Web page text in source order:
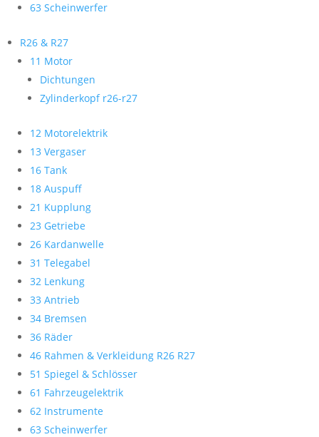
63 Scheinwerfer
R26 & R27
11 Motor
Dichtungen
Zylinderkopf r26-r27
12 Motorelektrik
13 Vergaser
16 Tank
18 Auspuff
21 Kupplung
23 Getriebe
26 Kardanwelle
31 Telegabel
32 Lenkung
33 Antrieb
34 Bremsen
36 Räder
46 Rahmen & Verkleidung R26 R27
51 Spiegel & Schlösser
61 Fahrzeugelektrik
62 Instrumente
63 Scheinwerfer